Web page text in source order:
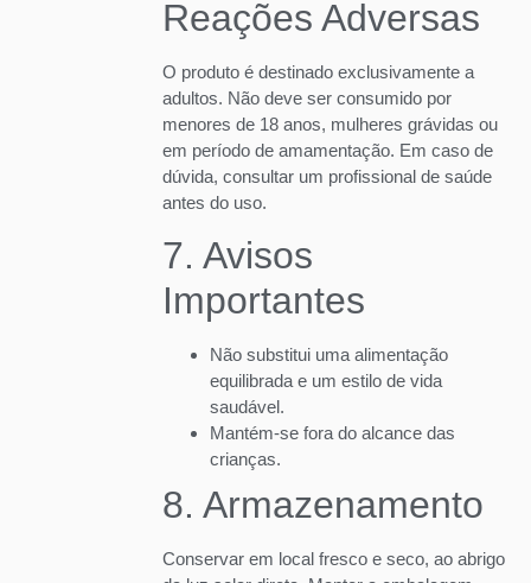
Reações Adversas
O produto é destinado exclusivamente a
adultos. Não deve ser consumido por
menores de 18 anos, mulheres grávidas ou
em período de amamentação. Em caso de
dúvida, consultar um profissional de saúde
antes do uso.
7. Avisos
Importantes
Não substitui uma alimentação
equilibrada e um estilo de vida
saudável.
Mantém-se fora do alcance das
crianças.
8. Armazenamento
Conservar em local fresco e seco, ao abrigo